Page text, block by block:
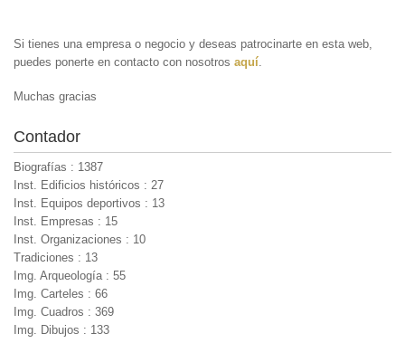
Si tienes una empresa o negocio y deseas patrocinarte en esta web,
puedes ponerte en contacto con nosotros aquí
Muchas gracias
Contador
Biografías : 1387
Inst. Edificios históricos : 27
Inst. Equipos deportivos : 13
Inst. Empresas : 15
Inst. Organizaciones : 10
Tradiciones : 13
Img. Arqueología : 55
Img. Carteles : 66
Img. Cuadros : 369
Img. Dibujos : 133